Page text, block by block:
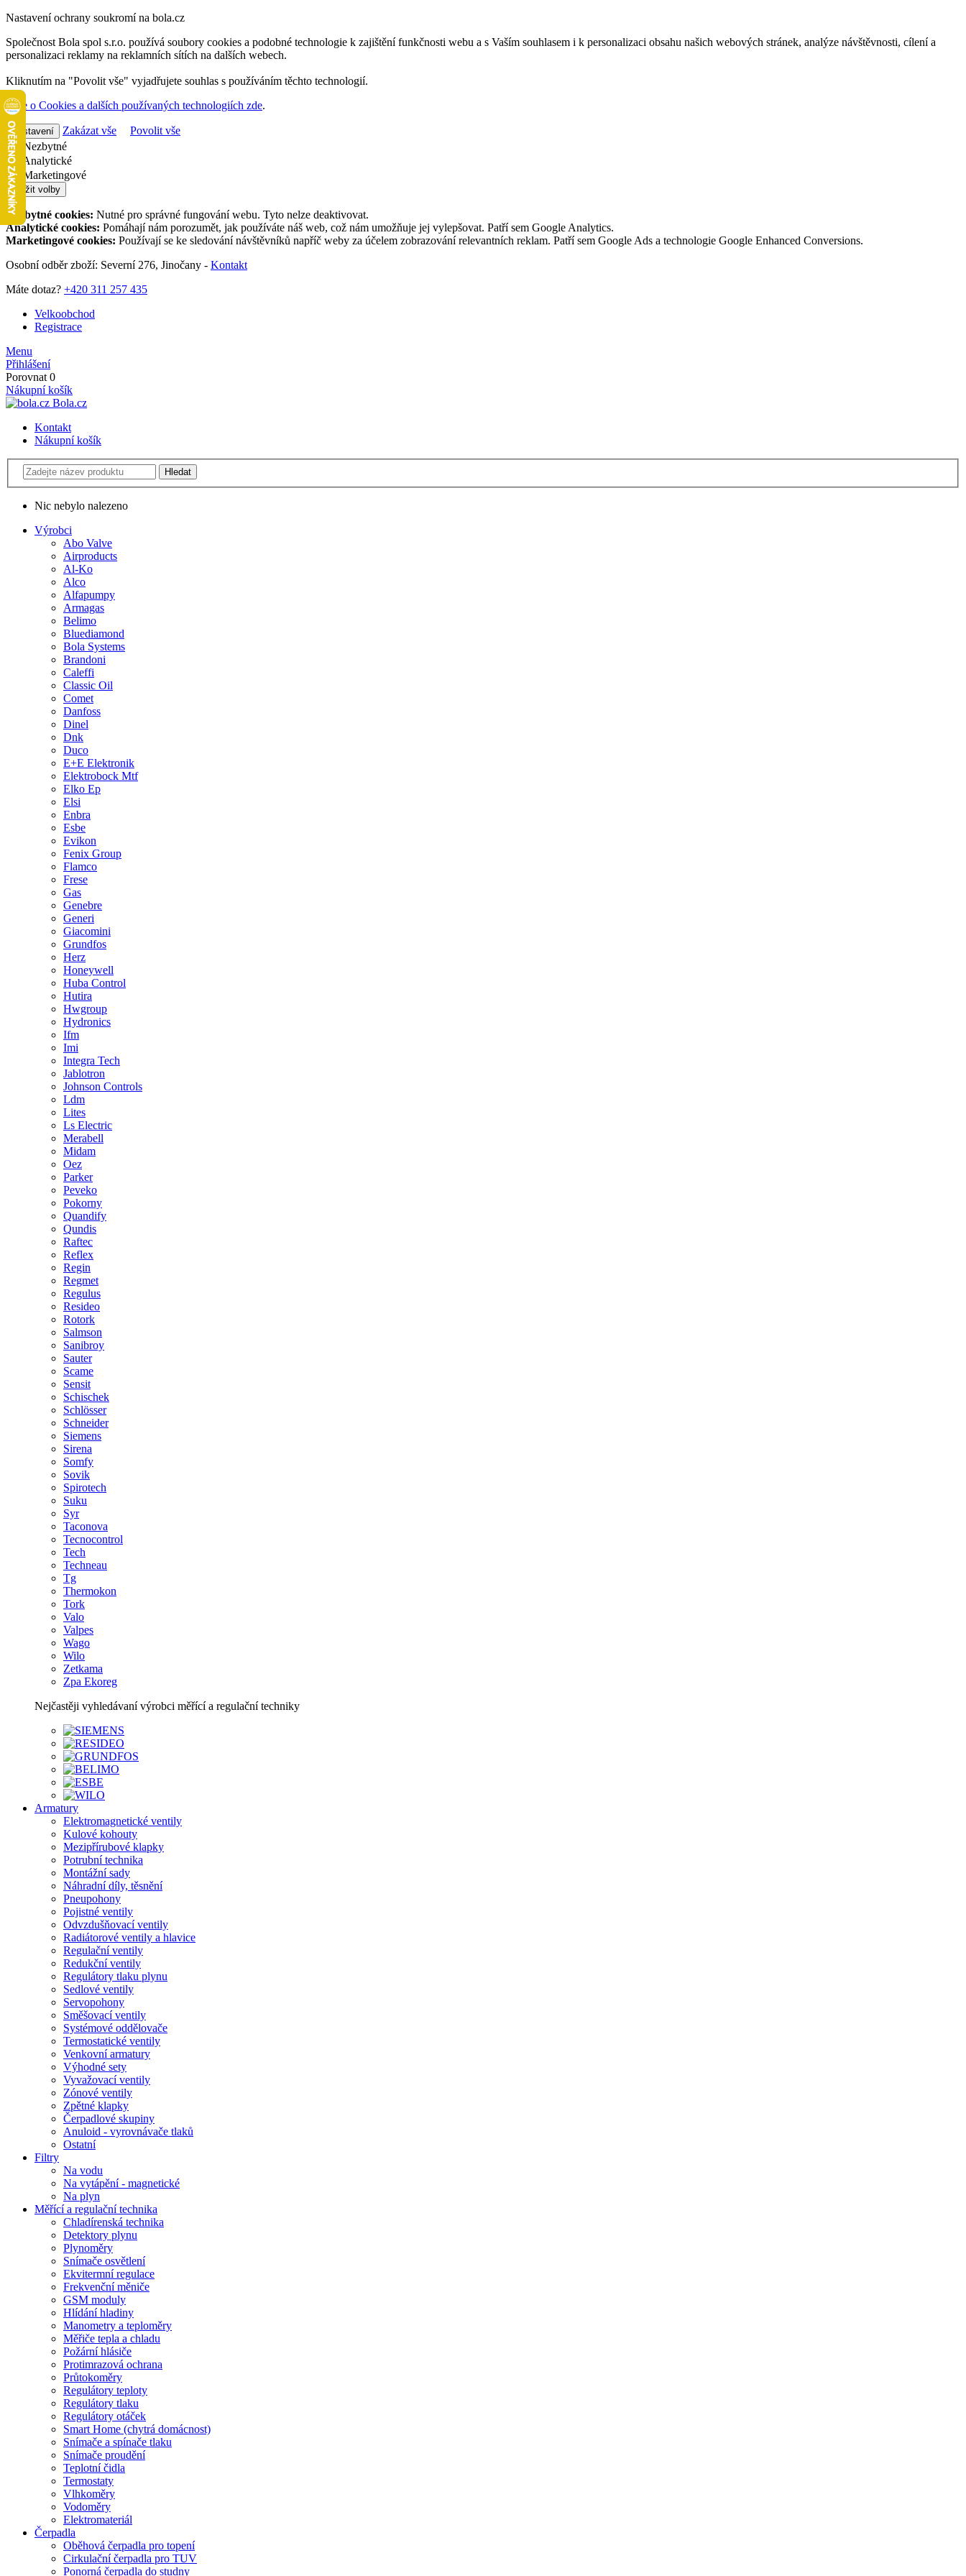
Nastavení ochrany soukromí na bola.cz
Společnost Bola spol s.r.o. používá soubory cookies a podobné technologie k zajištění funkčnosti webu a s Vaším souhlasem i k personalizaci obsahu našich webových stránek, analýze návštěvnosti, cílení a
personalizaci reklamy na reklamních sítích na dalších webech.
Kliknutím na "Povolit vše" vyjadřujete souhlas s používáním těchto technologií.
Více o Cookies a dalších používaných technologiích zde.
Nastavení Zakázat vše
Povolit vše
Nezbytné
Analytické
Marketingové
Uložit volby
Nezbytné cookies: Nutné pro správné fungování webu. Tyto nelze deaktivovat.
Analytické cookies: Pomáhají nám porozumět, jak používáte náš web, což nám umožňuje jej vylepšovat. Patří sem Google Analytics.
Marketingové cookies: Používají se ke sledování návštěvníků napříč weby za účelem zobrazování relevantních reklam. Patří sem Google Ads a technologie Google Enhanced Conversions.
Osobní odběr zboží: Severní 276, Jinočany - Kontakt
Máte dotaz? +420 311 257 435
Velkoobchod
Registrace
Menu
Přihlášení
Porovnat 0
Nákupní košík
Bola.cz
Kontakt
Nákupní košík
Nic nebylo nalezeno
Výrobci
Abo Valve
Airproducts
Al-Ko
Alco
Alfapumpy
Armagas
Belimo
Bluediamond
Bola Systems
Brandoni
Caleffi
Classic Oil
Comet
Danfoss
Dinel
Dnk
Duco
E+E Elektronik
Elektrobock Mtf
Elko Ep
Elsi
Enbra
Esbe
Evikon
Fenix Group
Flamco
Frese
Gas
Genebre
Generi
Giacomini
Grundfos
Herz
Honeywell
Huba Control
Hutira
Hwgroup
Hydronics
Ifm
Imi
Integra Tech
Jablotron
Johnson Controls
Ldm
Lites
Ls Electric
Merabell
Midam
Oez
Parker
Peveko
Pokorny
Quandify
Qundis
Raftec
Reflex
Regin
Regmet
Regulus
Resideo
Rotork
Salmson
Sanibroy
Sauter
Scame
Sensit
Schischek
Schlösser
Schneider
Siemens
Sirena
Somfy
Sovik
Spirotech
Suku
Syr
Taconova
Tecnocontrol
Tech
Techneau
Tg
Thermokon
Tork
Valo
Valpes
Wago
Wilo
Zetkama
Zpa Ekoreg
Nejčastěji vyhledávaní výrobci měřící a regulační techniky
Armatury
Elektromagnetické ventily
Kulové kohouty
Mezipřírubové klapky
Potrubní technika
Montážní sady
Náhradní díly, těsnění
Pneupohony
Pojistné ventily
Odvzdušňovací ventily
Radiátorové ventily a hlavice
Regulační ventily
Redukční ventily
Regulátory tlaku plynu
Sedlové ventily
Servopohony
Směšovací ventily
Systémové oddělovače
Termostatické ventily
Venkovní armatury
Výhodné sety
Vyvažovací ventily
Zónové ventily
Zpětné klapky
Čerpadlové skupiny
Anuloid - vyrovnávače tlaků
Ostatní
Filtry
Na vodu
Na vytápění - magnetické
Na plyn
Měřící a regulační technika
Chladírenská technika
Detektory plynu
Plynoměry
Snímače osvětlení
Ekvitermní regulace
Frekvenční měniče
GSM moduly
Hlídání hladiny
Manometry a teploměry
Měřiče tepla a chladu
Požární hlásiče
Protimrazová ochrana
Průtokoměry
Regulátory teploty
Regulátory tlaku
Regulátory otáček
Smart Home (chytrá domácnost)
Snímače a spínače tlaku
Snímače proudění
Teplotní čidla
Termostaty
Vlhkoměry
Vodoměry
Elektromateriál
Čerpadla
Oběhová čerpadla pro topení
Cirkulační čerpadla pro TUV
Ponorná čerpadla do studny